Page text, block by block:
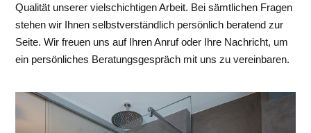
Qualität unserer vielschichtigen Arbeit. Bei sämtlichen Fragen
stehen wir Ihnen selbstverständlich persönlich beratend zur
Seite. Wir freuen uns auf Ihren Anruf oder Ihre Nachricht, um
ein persönliches Beratungsgespräch mit uns zu vereinbaren.